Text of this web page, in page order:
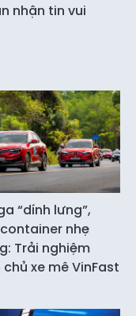
nhận tin vui
“dính lưng”,
nhẹ
Trải nghiệm
chủ xe mê VinFast